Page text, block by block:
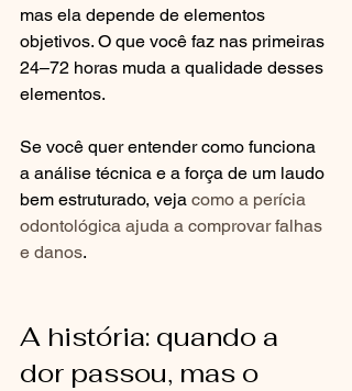
mas ela depende de elementos
objetivos. O que você faz nas primeiras
24–72 horas muda a qualidade desses
elementos.
Se você quer entender como funciona
a análise técnica e a força de um laudo
bem estruturado, veja como a perícia
odontológica ajuda a comprovar falhas
e danos.
A história: quando a
dor passou, mas o